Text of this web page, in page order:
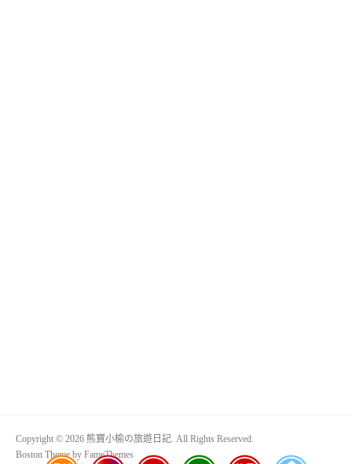
Copyright © 2026 熊寶小榆の旅遊日記. All Rights Reserved.
Boston Theme by FameThemes